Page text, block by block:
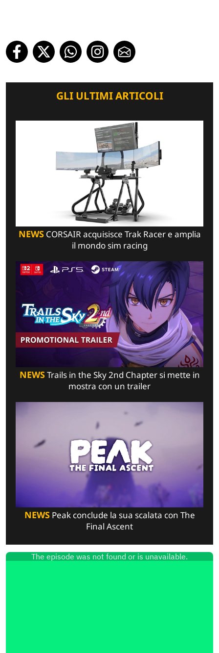
GLI ULTIMI ARTICOLI
NEWSCORSAIR acquisisce Trak Racer e amplia
il mondo sim racing
NEWSTrails in the Sky 2nd Chapter si mette in
mostra con un trailer
NEWSPeak conclude la sua scalata con The
Final Ascent